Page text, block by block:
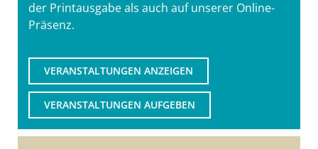
der Printausgabe als auch auf unserer Online-
Präsenz.
VERANSTALTUNGEN ANZEIGEN
VERANSTALTUNGEN AUFGEBEN